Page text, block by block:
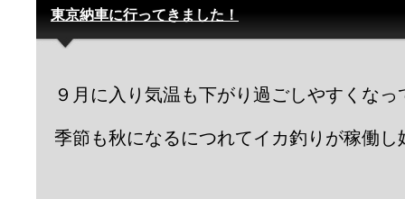
東京納車に行ってきました！
９月に入り気温も下がり過ごしやすくな
季節も秋になるにつれてイカ釣りが稼働し